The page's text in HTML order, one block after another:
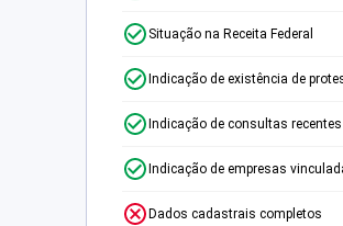
Situação na Receita Federal
Indicação de existência de
Indicação de consultas recentes
Indicação de empresas
Dados cadastrais completos